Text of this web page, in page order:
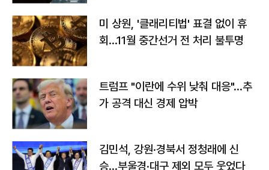
미 상원, '클래리티법' 표결 없이 휴
회…11월 중간선거 전 처리 불투명
트럼프 "이란에 수위 낮춰 대응"…추
가 공격 대신 경제 압박
김민석, 강원·경북서 정청래에 신
승…부울경·대구 제외 모두 웃었다